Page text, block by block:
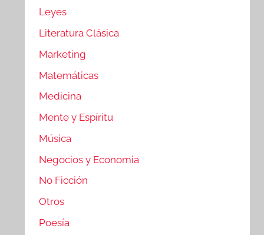
Leyes
Literatura Clásica
Marketing
Matemáticas
Medicina
Mente y Espíritu
Música
Negocios y Economia
No Ficción
Otros
Poesía